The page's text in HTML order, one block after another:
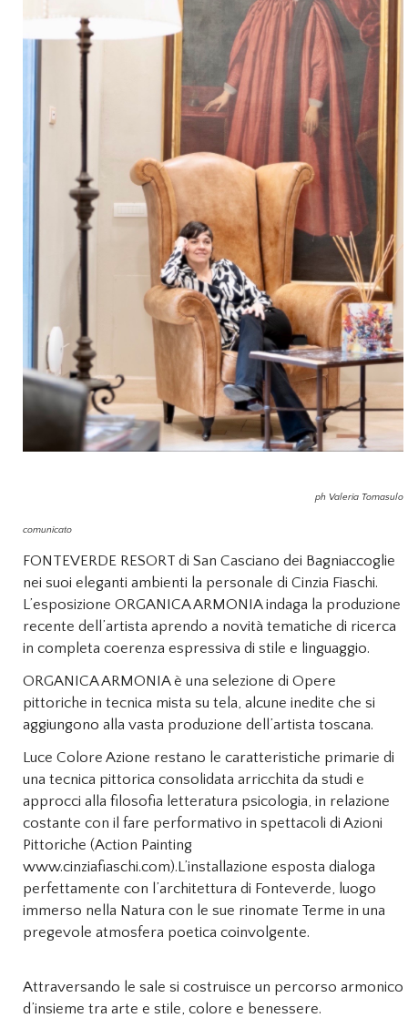
ph Valeria Tomasulo
comunicato
FONTEVERDE RESORT di San Casciano dei Bagniaccoglie
nei suoi eleganti ambienti la personale di Cinzia Fiaschi.
L’esposizione ORGANICA ARMONIA indaga la produzione
recente dell’artista aprendo a novità tematiche di ricerca
in completa coerenza espressiva di stile e linguaggio.
ORGANICA ARMONIA è una selezione di Opere
pittoriche in tecnica mista su tela, alcune inedite che si
aggiungono alla vasta produzione dell’artista toscana.
Luce Colore Azione restano le caratteristiche primarie di
una tecnica pittorica consolidata arricchita da studi e
approcci alla filosofia letteratura psicologia, in relazione
costante con il fare performativo in spettacoli di Azioni
Pittoriche (Action Painting
www.cinziafiaschi.com).L’installazione esposta dialoga
perfettamente con l’architettura di Fonteverde, luogo
immerso nella Natura con le sue rinomate Terme in una
pregevole atmosfera poetica coinvolgente.
Attraversando le sale si costruisce un percorso armonico
d’insieme tra arte e stile, colore e benessere.